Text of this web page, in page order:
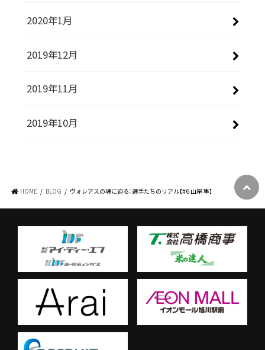
2020年1月
2019年12月
2019年11月
2019年10月
HOME BLOG ヴォレアスの魂に迫る：選手たちのリアル【#6 山岸 隼】